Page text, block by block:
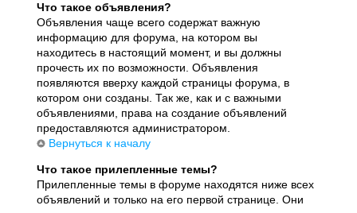
Что такое объявления?
Объявления чаще всего содержат важную
информацию для форума, на котором вы
находитесь в настоящий момент, и вы должны
прочесть их по возможности. Объявления
появляются вверху каждой страницы форума, в
котором они созданы. Так же, как и с важными
объявлениями, права на создание объявлений
предоставляются администратором.
Вернуться к началу
Что такое прилепленные темы?
Прилепленные темы в форуме находятся ниже всех
объявлений и только на его первой странице. Они